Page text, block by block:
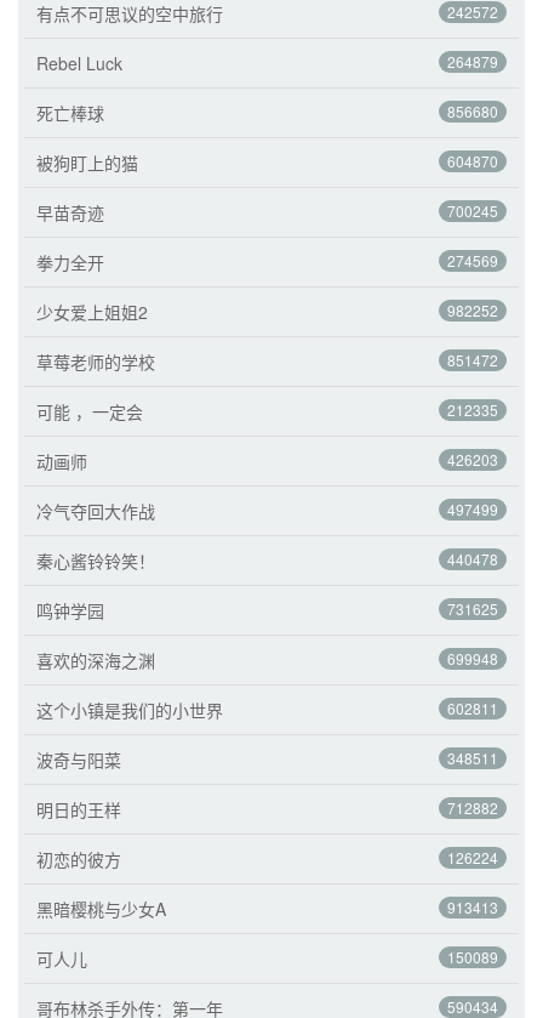
242572
有点不可思议的空中旅行
264879
Rebel Luck
856680
死亡棒球
604870
被狗盯上的猫
700245
早苗奇迹
274569
拳力全开
982252
少女爱上姐姐2
851472
草莓老师的学校
212335
可能 ，一定会
426203
动画师
497499
冷气夺回大作战
440478
秦心酱铃铃笑！
731625
鸣钟学园
699948
喜欢的深海之渊
602811
这个小镇是我们的小世界
348511
波奇与阳菜
712882
明日的王样
126224
初恋的彼方
913413
黑暗樱桃与少女A
150089
可人儿
590434
哥布林杀手外传：第一年